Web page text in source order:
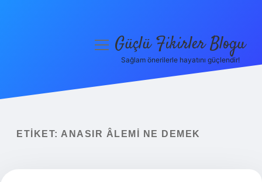
Yasal Uyarı
menüyüGüçlü Fikirler Blogu
Sağlam önerilerle hayatını güçlendir!
ETIKET: ANASIR ÂLEMI NE DEMEK